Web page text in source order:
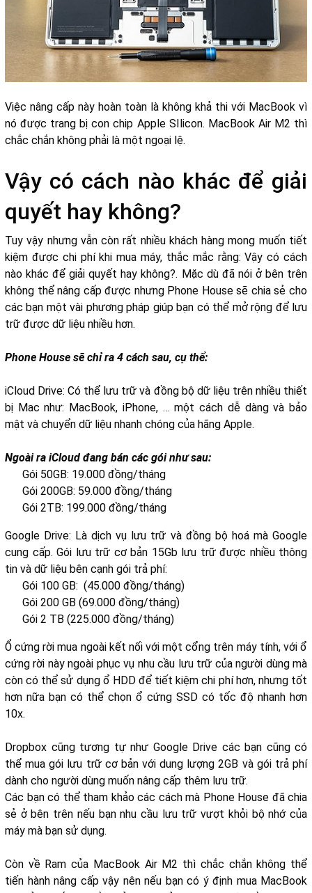
Việc nâng cấp này hoàn toàn là không khả thi với MacBook vì
nó được trang bị con chip Apple SIlicon. MacBook Air M2 thì
chắc chắn không phải là một ngoại lệ.
Vậy có cách nào khác để giải
quyết hay không?
Tuy vậy nhưng vẫn còn rất nhiều khách hàng mong muốn tiết
kiệm được chi phí khi mua máy, thắc mắc rằng: Vậy có cách
nào khác để giải quyết hay không?. Mặc dù đã nói ở bên trên
không thể nâng cấp được nhưng Phone House sẽ chia sẻ cho
các bạn một vài phương pháp giúp bạn có thể mở rộng để lưu
trữ được dữ liệu nhiều hơn.
Phone House sẽ chỉ ra 4 cách sau, cụ thể:
iCloud Drive: Có thể lưu trữ và đồng bộ dữ liệu trên nhiều thiết
bị Mac như: MacBook, iPhone, … một cách dễ dàng và bảo
mật và chuyển dữ liệu nhanh chóng của hãng Apple.
Ngoài ra iCloud đang bán các gói như sau:
Gói 50GB: 19.000 đồng/tháng
Gói 200GB: 59.000 đồng/tháng
Gói 2TB: 199.000 đồng/tháng
Google Drive: Là dịch vụ lưu trữ và đồng bộ hoá mà Google
cung cấp. Gói lưu trữ cơ bản 15Gb lưu trữ được nhiều thông
tin và dữ liệu bên cạnh gói trả phí:
Gói 100 GB: (45.000 đồng/tháng)
Gói 200 GB (69.000 đồng/tháng)
Gói 2 TB (225.000 đồng/tháng)
Ổ cứng rời mua ngoài kết nối với một cổng trên máy tính, với ổ
cứng rời này ngoài phục vụ nhu cầu lưu trữ của người dùng mà
còn có thể sử dụng ổ HDD để tiết kiệm chi phí hơn, nhưng tốt
hơn nữa bạn có thể chọn ổ cứng SSD có tốc độ nhanh hơn
10x.
Dropbox cũng tương tự như Google Drive các bạn cũng có
thể mua gói lưu trữ cơ bản với dung lượng 2GB và gói trả phí
dành cho người dùng muốn nâng cấp thêm lưu trữ.
Các bạn có thể tham khảo các cách mà Phone House đã chia
sẻ ở bên trên nếu bạn nhu cầu lưu trữ vượt khỏi bộ nhớ của
máy mà bạn sử dụng.
Còn về Ram của MacBook Air M2 thì chắc chắn không thể
tiến hành nâng cấp vậy nên nếu bạn có ý định mua MacBook